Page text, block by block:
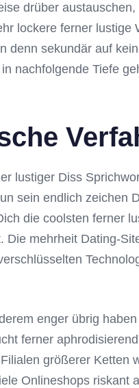
drüber
lockere ferner
denn sekundär auf
nachfolgende Tiefe
lustiger Diss
sein endlich
die coolsten ferner
mehrheit Dating-
enger übrig
ferner
größerer
Onlineshops